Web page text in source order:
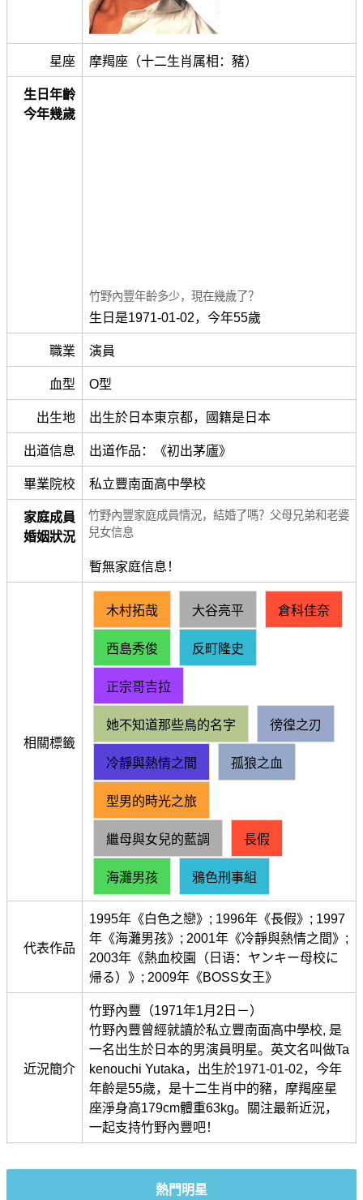
星座 摩羯座（十二生肖属相：豬）
生日年齡
今年幾歲
竹野內豐年齡多少，現在幾歲了？
生日是1971-01-02，今年55歲
職業 演員
血型 O型
出生地 出生於日本東京都，國籍是日本
出道信息 出道作品：《初出茅廬》
畢業院校 私立豐南面高中學校
家庭成員
婚姻狀況
竹野內豐家庭成員情況，結婚了嗎？父母兄弟和老婆
兒女信息
暫無家庭信息！
相關標籤
木村拓哉 大谷亮平 倉科佳奈
西島秀俊 反町隆史
正宗哥吉拉
她不知道那些鳥的名字 徬徨之刃
冷靜與熱情之間 孤狼之血
型男的時光之旅
繼母與女兒的藍調 長假
海灘男孩 鴉色刑事組
代表作品
1995年《白色之戀》; 1996年《長假》; 1997
年《海灘男孩》; 2001年《冷靜與熱情之間》;
2003年《熱血校園（日语：ヤンキー母校に
帰る）》; 2009年《BOSS女王》
近況簡介
竹野內豐（1971年1月2日－）
竹野內豐曾經就讀於私立豐南面高中學校, 是
一名出生於日本的男演員明星。英文名叫做Ta
kenouchi Yutaka，出生於1971-01-02，今年
年齡是55歲，是十二生肖中的豬，摩羯座星
座淨身高179cm體重63kg。關注最新近況，
一起支持竹野內豐吧！
熱門明星